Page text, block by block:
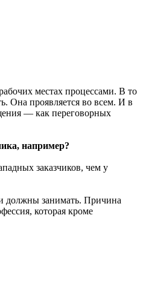
местах процессами. В то
Она проявляется во всем. И в
— как переговорных
например?
заказчиков, чем у
должны занимать. Причина
которая кроме